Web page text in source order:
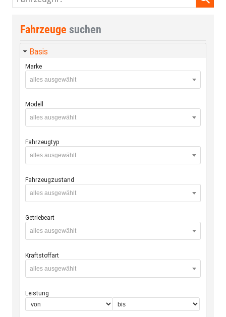
Fahrzeuge suchen
Basis
Marke
alles ausgewählt
Modell
alles ausgewählt
Fahrzeugtyp
alles ausgewählt
Fahrzeugzustand
alles ausgewählt
Getriebeart
alles ausgewählt
Kraftstoffart
alles ausgewählt
Leistung